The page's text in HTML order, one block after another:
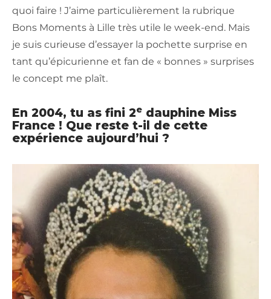
quoi faire ! J’aime particulièrement la rubrique
Bons Moments à Lille très utile le week-end. Mais
je suis curieuse d’essayer la pochette surprise en
tant qu’épicurienne et fan de « bonnes » surprises
le concept me plaît.
En 2004, tu as fini 2e dauphine Miss
France ! Que reste t-il de cette
expérience aujourd’hui ?